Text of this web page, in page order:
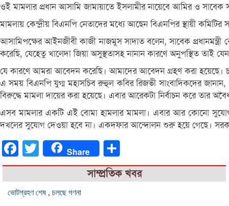
ওই মামলার প্রধান আসামি জামায়াতে ইসলামীর নায়েবে আমির ও সাবেক
মামলায় কেন্দ্রীয় বিএনপি নেতাদের মধ্যে আছেন বিএনপির স্থায়ী
আসামিপক্ষের আইনজীবী কাজী নাজমুস সাদাত বলেন, সাবেক
করেছি, যেহেতু খালেদা জিয়া অসুস্থতাসহ নানান কারণে অনুপস্থিত তাই
যে কারণে আমরা আবেদন করেছি। আমাদের আবেদন গ্রহণ করা হয়েছে।
এ সময় বিএনপি যুগ্ম মহাসচিব রুহুল কবির রিজভী সাংবাদিকদের জানান,
বিরুদ্ধে মামলা দায়ের করা হয়েছে। এবার আরেকটা নির্বাচন করে তার
এসব মামলার একটি এই বোমা হামলার মামলা। এবার আর কোনো সুযোগ
দখলের সুযোগ দেওয়া হবে না। একদফার আন্দোলন শুরু হয়ে গেছে।
FacebookTwitter Share
সাম্প্রতিক খবর
ভোটগ্রহণ শেষ , চলছে গণনা